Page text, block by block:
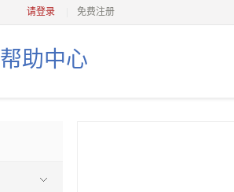
请登录 免费注册
帮助中心